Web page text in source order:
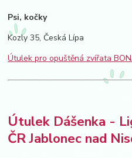
Psi, kočky
Kozly 35, Česká Lípa
Útulek pro opuštěná zvířata
Útulek Dášenka -
ČR Jablonec nad